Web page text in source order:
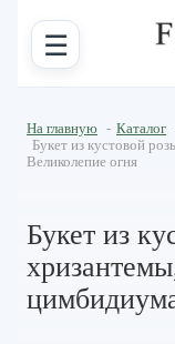
☰
На главную - Каталог
Букет из кустовой
Великолепие огня
Букет из